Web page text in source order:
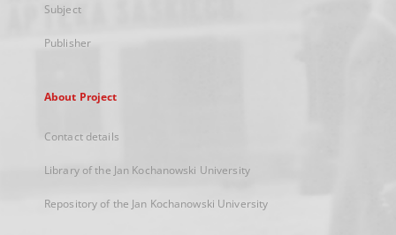
Subject
Publisher
About Project
Contact details
Library of the Jan Kochanowski University
Repository of the Jan Kochanowski University